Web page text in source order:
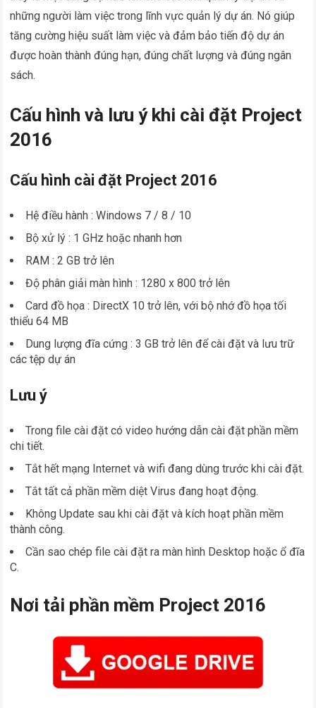
những người làm việc trong lĩnh vực quản lý dự án. Nó giúp
tăng cường hiệu suất làm việc và đảm bảo tiến độ dự án
được hoàn thành đúng hạn, đúng chất lượng và đúng ngân
sách.
Cấu hình và lưu ý khi cài đặt Project
2016
Cấu hình cài đặt Project 2016
Hệ điều hành : Windows 7 / 8 / 10
Bộ xử lý : 1 GHz hoặc nhanh hơn
RAM : 2 GB trở lên
Độ phân giải màn hình : 1280 x 800 trở lên
Card đồ họa : DirectX 10 trở lên, với bộ nhớ đồ họa tối
thiểu 64 MB
Dung lượng đĩa cứng : 3 GB trở lên để cài đặt và lưu trữ
các tệp dự án
Lưu ý
Trong file cài đặt có video hướng dẫn cài đặt phần mềm
chi tiết.
Tắt hết mạng Internet và wifi đang dùng trước khi cài đặt.
Tắt tất cả phần mềm diệt Virus đang hoạt động.
Không Update sau khi cài đặt và kích hoạt phần mềm
thành công.
Cần sao chép file cài đặt ra màn hình Desktop hoặc ổ đĩa
C.
Nơi tải phần mềm Project 2016